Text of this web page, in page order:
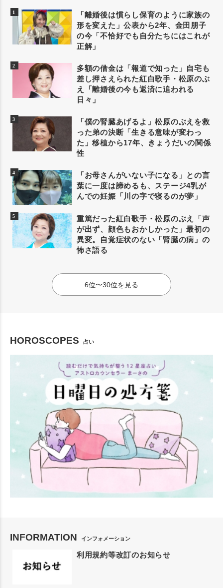
「離婚後は慣らし保育のように家族の
形を変えた」公表から2年、金田朋子
の今「不恰好でも自分たちにはこれが
正解」
多額の借金は「報道で知った」自宅も
差し押さえられた紅白歌手・松原のぶ
え「離婚後の今も返済に追われる
日々」
「僕の腎臓あげるよ」松原のぶえを救
った弟の決断「生きる意味が変わっ
た」移植から17年、きょうだいの関係
性
「お母さんがいない子になる」との言
葉に一度は諦めるも、ステージ4乳が
んでの妊娠「川の字で寝るのが夢」
重篤だった紅白歌手・松原のぶえ「声
が出ず、顔色もおかしかった」最初の
異変。自覚症状のない「腎臓の病」の
怖さ語る
6位〜30位を見る
HOROSCOPES 占い
INFORMATION インフォメーション
利用規約等改訂のお知らせ